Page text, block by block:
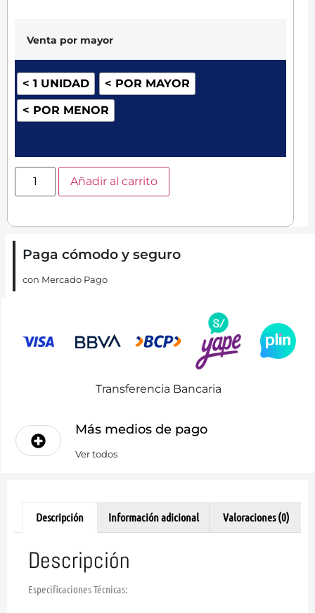
Venta por mayor
< 1 UNIDAD
< POR MAYOR
< POR MENOR
Añadir al carrito
Paga cómodo y seguro
con Mercado Pago
Transferencia Bancaria
Más medios de pago
Ver todos
Descripción Información adicional Valoraciones (0)
Descripción
Especificaciones Técnicas: